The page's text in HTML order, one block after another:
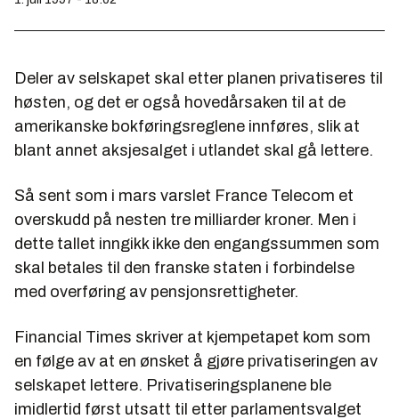
Deler av selskapet skal etter planen privatiseres til
høsten, og det er også hovedårsaken til at de
amerikanske bokføringsreglene innføres, slik at
blant annet aksjesalget i utlandet skal gå lettere.
Så sent som i mars varslet France Telecom et
overskudd på nesten tre milliarder kroner. Men i
dette tallet inngikk ikke den engangssummen som
skal betales til den franske staten i forbindelse
med overføring av pensjonsrettigheter.
Financial Times skriver at kjempetapet kom som
en følge av at en ønsket å gjøre privatiseringen av
selskapet lettere. Privatiseringsplanene ble
imidlertid først utsatt til etter parlamentsvalget